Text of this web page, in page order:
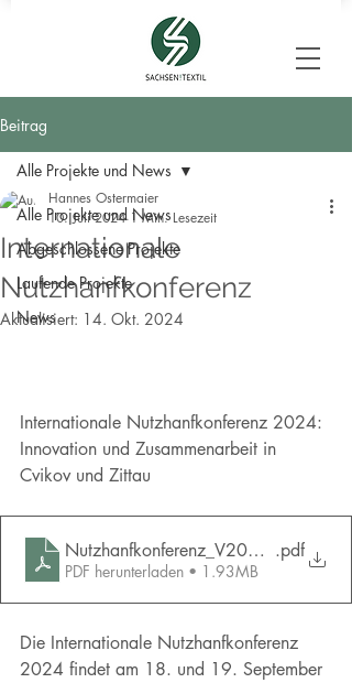
Beitrag
Alle Projekte und News
Abgeschlossene Projekte
Laufende Projekte
News
Alle Projekte und News
Internationale
Nutzhanfkonferenz
Hannes Ostermaier
10. Juli 2024 1 Min. Lesezeit
Aktualisiert: 14. Okt. 2024
Internationale Nutzhanfkonferenz 2024:
Innovation und Zusammenarbeit in
Cvikov und Zittau
.pdf
PDF herunterladen • 1.93MB
Die Internationale Nutzhanfkonferenz
2024 findet am 18. und 19. September